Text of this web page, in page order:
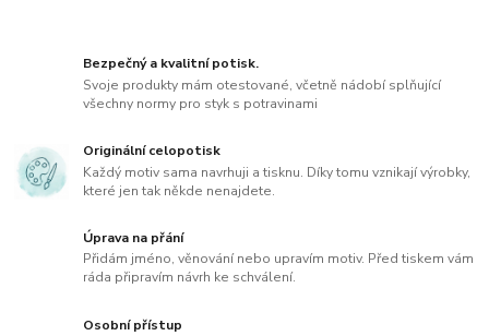
Bezpečný a kvalitní potisk.
Svoje produkty mám otestované, včetně nádobí splňující
všechny normy pro styk s potravinami
Originální celopotisk
Každý motiv sama navrhuji a tisknu. Díky tomu vznikají výrobky,
které jen tak někde nenajdete.
Úprava na přání
Přidám jméno, věnování nebo upravím motiv. Před tiskem vám
ráda připravím návrh ke schválení.
Osobní přístup